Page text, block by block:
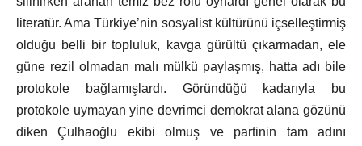
literatür. Ama Türkiye’nin sosyalist kültürünü içselleştirmiş
olduğu belli bir topluluk, kavga gürültü çıkarmadan, ele
güne rezil olmadan malı mülkü paylaşmış, hatta adı bile
protokole bağlamışlardı. Göründüğü kadarıyla bu
protokole uymayan yine devrimci demokrat alana gözünü
diken Çulhaoğlu ekibi olmuş ve partinin tam adını